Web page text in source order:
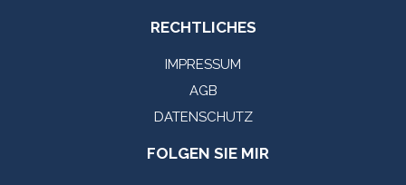
RECHTLICHES
IMPRESSUM
AGB
DATENSCHUTZ
FOLGEN SIE MIR